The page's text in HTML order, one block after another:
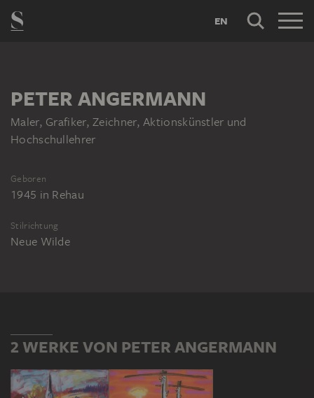
EN
PETER ANGERMANN
Maler, Grafiker, Zeichner, Aktionskünstler und
Hochschullehrer
Geboren
1945 in Rehau
Stilrichtung
Neue Wilde
2 WERKE VON PETER ANGERMANN